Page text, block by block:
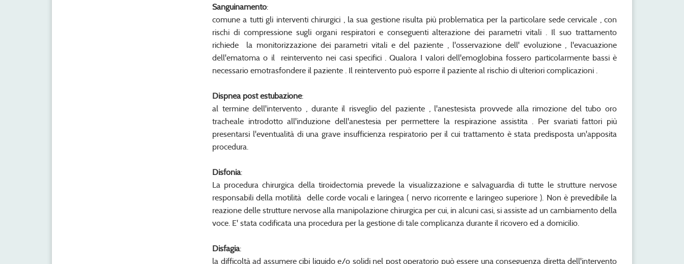
Sanguinamento:
comune a tutti gli interventi chirurgici , la sua gestione risulta più problematica per la particolare sede cervicale , con
rischi di compressione sugli organi respiratori e conseguenti alterazione dei parametri vitali . Il suo trattamento
richiede la monitorizzazione dei parametri vitali e del paziente , l'osservazione dell' evoluzione , l'evacuazione
dell'ematoma o il reintervento nei casi specifici . Qualora I valori dell'emoglobina fossero particolarmente bassi è
necessario emotrasfondere il paziente . Il reintervento può esporre il paziente al rischio di ulteriori complicazioni .
Dispnea post estubazione:
al termine dell'intervento , durante il risveglio del paziente , l'anestesista provvede alla rimozione del tubo oro
tracheale introdotto all'induzione dell'anestesia per permettere la respirazione assistita . Per svariati fattori più
presentarsi l'eventualità di una grave insufficienza respiratorio per il cui trattamento è stata predisposta un'apposita
procedura.
Disfonia:
La procedura chirurgica della tiroidectomia prevede la visualizzazione e salvaguardia di tutte le strutture nervose
responsabili della motilità delle corde vocali e laringea ( nervo ricorrente e laringeo superiore ). Non è prevedibile la
reazione delle strutture nervose alla manipolazione chirurgica per cui, in alcuni casi, si assiste ad un cambiamento della
voce. E' stata codificata una procedura per la gestione di tale complicanza durante il ricovero ed a domicilio.
Disfagia:
la difficoltà ad assumere cibi liquido e/o solidi nel post operatorio può essere una conseguenza diretta dell'intervento